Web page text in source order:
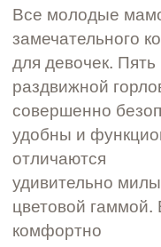
Все молодые
замечательного
для девочек.
раздвижной
совершенно
удобны и
отличаются
удивительно
цветовой гаммой.
комфортно